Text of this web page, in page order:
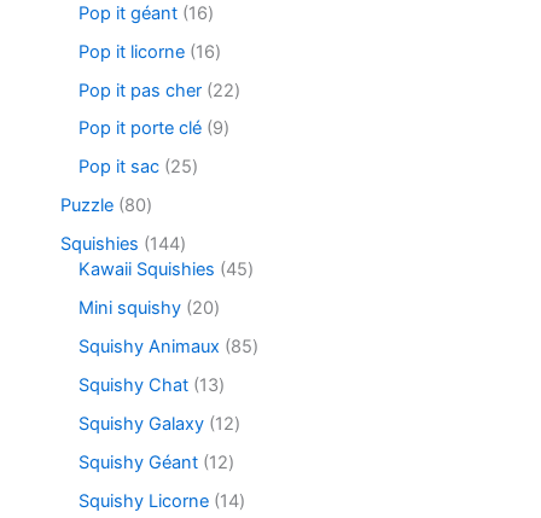
Pop it géant 16
Pop it licorne 16
Pop it pas cher 22
Pop it porte clé 9
Pop it sac 25
Puzzle 80
Squishies
144
Kawaii Squishies
45
Mini squishy 20
Squishy Animaux
85
Squishy Chat 13
Squishy Galaxy 12
Squishy Géant 12
Squishy Licorne 14